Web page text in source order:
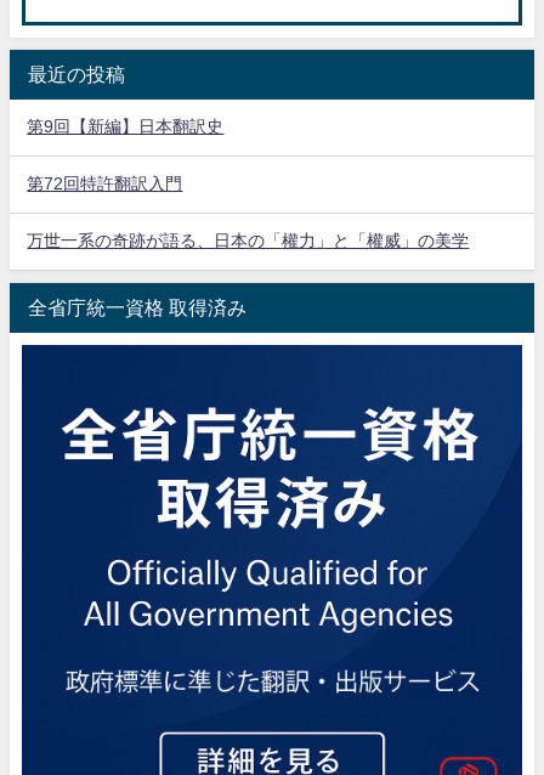
最近の投稿
第9回【新編】日本翻訳史
第72回特許翻訳入門
万世一系の奇跡が語る、日本の「權力」と「權威」の美学
全省庁統一資格 取得済み